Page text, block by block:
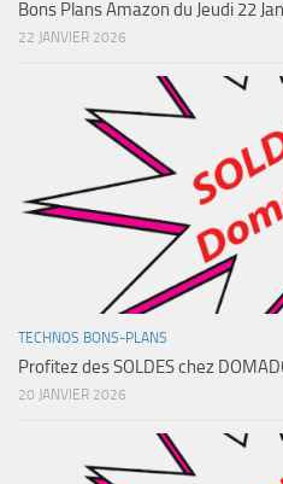
Bons Plans Amazon du Jeudi 22
22 JANVIER 2026
TECHNOS BONS-PLANS
Profitez des SOLDES chez
20 JANVIER 2026